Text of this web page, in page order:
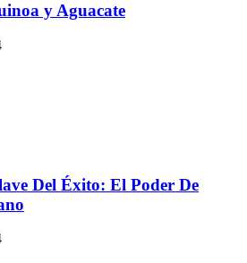
y Aguacate
Del Éxito: El Poder De